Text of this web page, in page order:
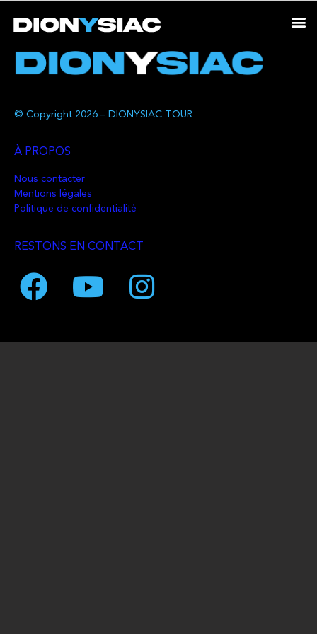
© Copyright 2026 – DIONYSIAC TOUR
À PROPOS
Nous contacter
Mentions légales
Politique de confidentialité
RESTONS EN CONTACT